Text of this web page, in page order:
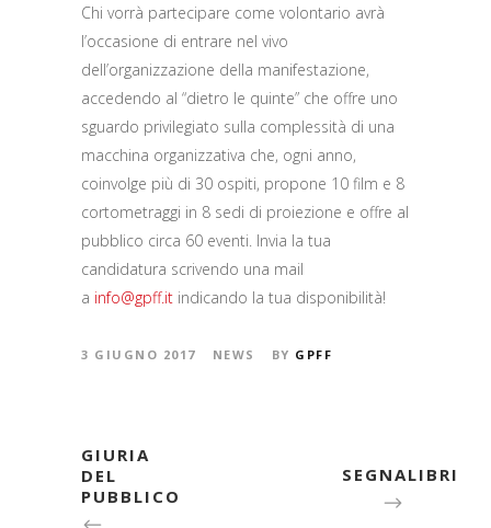
Chi vorrà partecipare come volontario avrà
l’occasione di entrare nel vivo
dell’organizzazione della manifestazione,
accedendo al “dietro le quinte” che offre uno
sguardo privilegiato sulla complessità di una
macchina organizzativa che, ogni anno,
coinvolge più di 30 ospiti, propone 10 film e 8
cortometraggi in 8 sedi di proiezione e offre al
pubblico circa 60 eventi. Invia la tua
candidatura scrivendo una mail
a info@gpff.it indicando la tua disponibilità!
3 GIUGNO 2017 NEWS BY GPFF
GIURIA
DEL
PUBBLICO
SEGNALIBRI